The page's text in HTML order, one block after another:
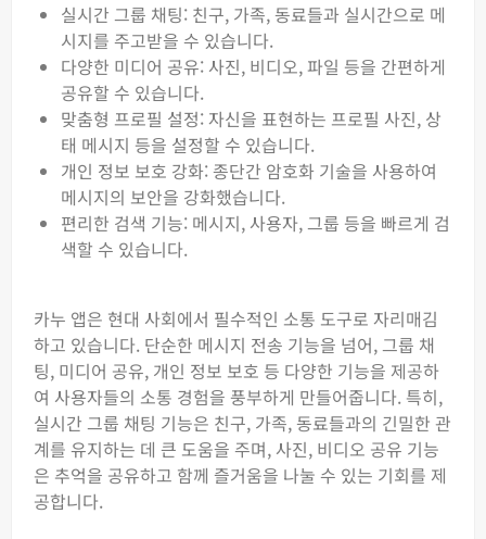
실시간 그룹 채팅: 친구, 가족, 동료들과 실시간으로 메
시지를 주고받을 수 있습니다.
다양한 미디어 공유: 사진, 비디오, 파일 등을 간편하게
공유할 수 있습니다.
맞춤형 프로필 설정: 자신을 표현하는 프로필 사진, 상
태 메시지 등을 설정할 수 있습니다.
개인 정보 보호 강화: 종단간 암호화 기술을 사용하여
메시지의 보안을 강화했습니다.
편리한 검색 기능: 메시지, 사용자, 그룹 등을 빠르게 검
색할 수 있습니다.
카누 앱은 현대 사회에서 필수적인 소통 도구로 자리매김
하고 있습니다. 단순한 메시지 전송 기능을 넘어, 그룹 채
팅, 미디어 공유, 개인 정보 보호 등 다양한 기능을 제공하
여 사용자들의 소통 경험을 풍부하게 만들어줍니다. 특히,
실시간 그룹 채팅 기능은 친구, 가족, 동료들과의 긴밀한 관
계를 유지하는 데 큰 도움을 주며, 사진, 비디오 공유 기능
은 추억을 공유하고 함께 즐거움을 나눌 수 있는 기회를 제
공합니다.